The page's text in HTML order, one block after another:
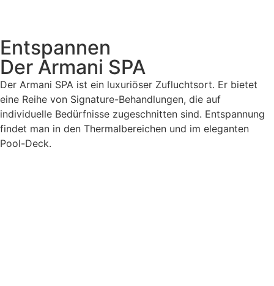
Entspannen
Der Armani SPA
Der Armani SPA ist ein luxuriöser Zufluchtsort. Er bietet
eine Reihe von Signature-Behandlungen, die auf
individuelle Bedürfnisse zugeschnitten sind. Entspannung
findet man in den Thermalbereichen und im eleganten
Pool-Deck.